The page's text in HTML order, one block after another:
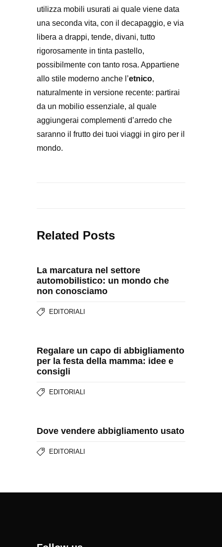
utilizza mobili usurati ai quale viene data
una seconda vita, con il decapaggio, e via
libera a drappi, tende, divani, tutto
rigorosamente in tinta pastello,
possibilmente con tanto rosa. Appartiene
allo stile moderno anche l’etnico,
naturalmente in versione recente: partirai
da un mobilio essenziale, al quale
aggiungerai complementi d’arredo che
saranno il frutto dei tuoi viaggi in giro per il
mondo.
Related Posts
La marcatura nel settore
automobilistico: un mondo che
non conosciamo
EDITORIALI
Regalare un capo di abbigliamento
per la festa della mamma: idee e
consigli
EDITORIALI
Dove vendere abbigliamento usato
EDITORIALI